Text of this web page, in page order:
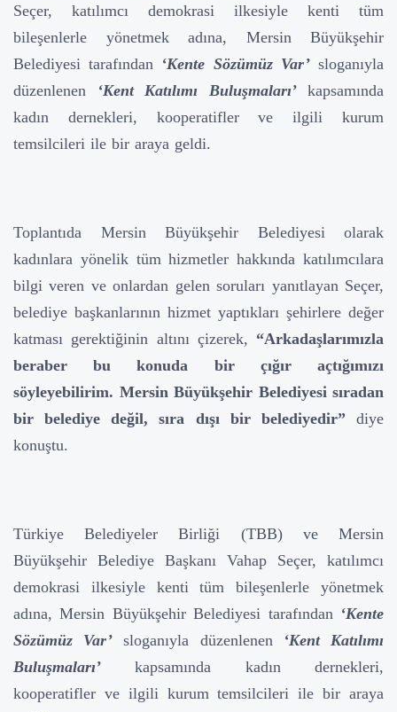
Seçer, katılımcı demokrasi ilkesiyle kenti tüm
bileşenlerle yönetmek adına, Mersin Büyükşehir
Belediyesi tarafından ‘Kente Sözümüz Var’sloganıyla
düzenlenen
‘Kent Katılımı Buluşmaları’kapsamında
kadın dernekleri, kooperatifler ve ilgili kurum
temsilcileri ile bir araya geldi.
Toplantıda Mersin Büyükşehir Belediyesi olarak
kadınlara yönelik tüm hizmetler hakkında katılımcılara
bilgi veren ve onlardan gelen soruları yanıtlayan Seçer,
belediye başkanlarının hizmet yaptıkları şehirlere değer
katması gerektiğinin altını çizerek, “Arkadaşlarımızla
beraber bu konuda bir çığır açtığımızı
söyleyebilirim. Mersin Büyükşehir Belediyesi sıradan
bir belediye değil, sıra dışı bir belediyedir” diye
konuştu.
Türkiye Belediyeler Birliği (TBB) ve Mersin
Büyükşehir Belediye Başkanı Vahap Seçer, katılımcı
demokrasi ilkesiyle kenti tüm bileşenlerle yönetmek
adına, Mersin Büyükşehir Belediyesi tarafından ‘Kente
Sözümüz Var’ sloganıyla düzenlenen
‘Kent Katılımı
Buluşmaları’ kapsamında kadın dernekleri,
kooperatifler ve ilgili kurum temsilcileri ile bir araya